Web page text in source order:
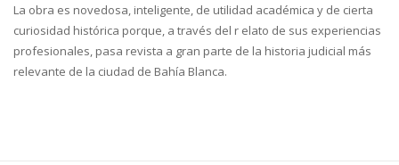
La obra es novedosa, inteligente, de utilidad académica y de cierta
curiosidad histórica porque, a través del r elato de sus experiencias
profesionales, pasa revista a gran parte de la historia judicial más
relevante de la ciudad de Bahía Blanca.